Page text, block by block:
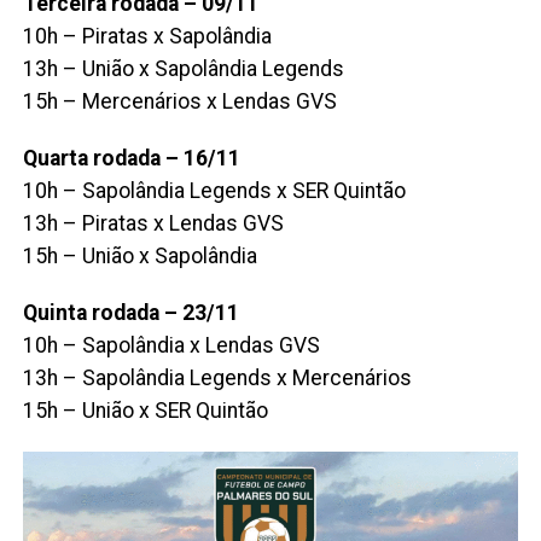
10h – Piratas x Sapolândia
13h – União x Sapolândia Legends
15h – Mercenários x Lendas GVS
Quarta rodada – 16/11
10h – Sapolândia Legends x SER Quintão
13h – Piratas x Lendas GVS
15h – União x Sapolândia
Quinta rodada – 23/11
10h – Sapolândia x Lendas GVS
13h – Sapolândia Legends x Mercenários
15h – União x SER Quintão